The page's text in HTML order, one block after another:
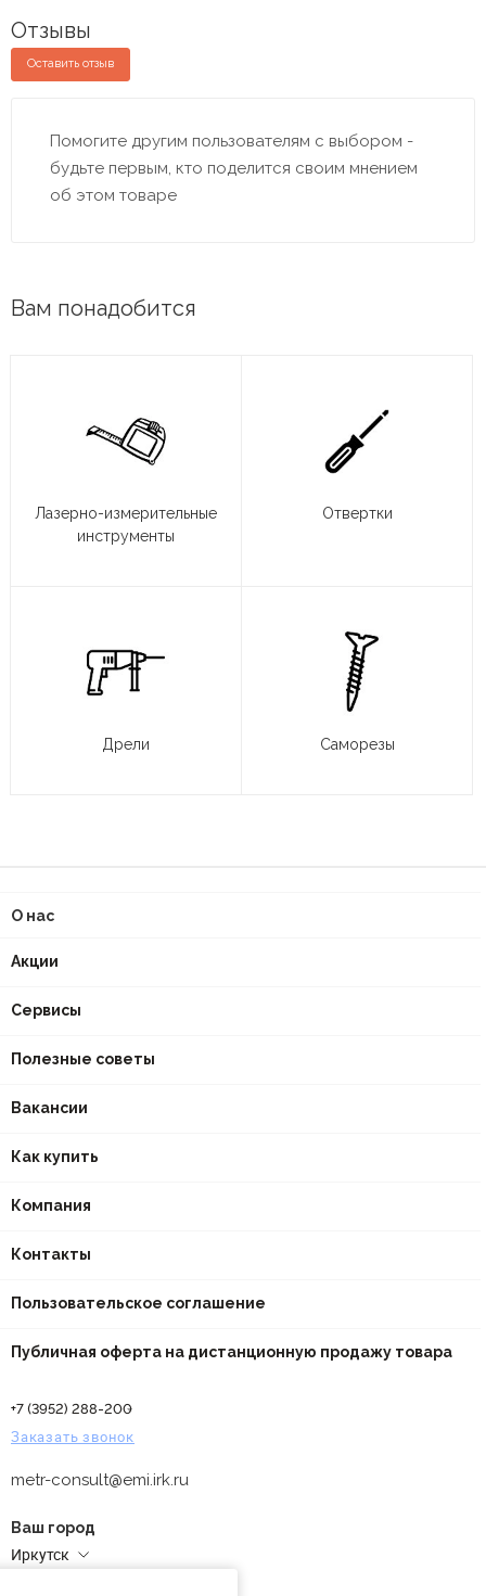
Отзывы
Оставить отзыв
Помогите другим пользователям с выбором -
будьте первым, кто поделится своим мнением
об этом товаре
Вам понадобится
Лазерно-измерительные
инструменты
Отвертки
Дрели Саморезы
О нас
Акции
Сервисы
Полезные советы
Вакансии
Как купить
Компания
Контакты
Пользовательское соглашение
Публичная оферта на дистанционную продажу товара
+7 (3952) 288-200
Заказать звонок
metr-consult@emi.irk.ru
Ваш город
Иркутск